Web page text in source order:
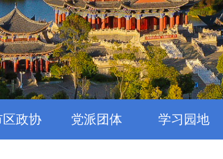
区政协 党派团体 学习园地